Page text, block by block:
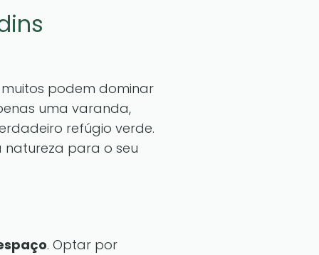
podem dominar
uma varanda,
refúgio verde.
para o seu
. Optar por